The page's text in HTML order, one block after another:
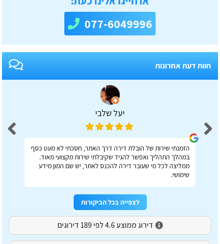
077-6049996
חוות דעת אחרונות
יעל שלבי
הזמנתי שירות של הובלת דירה דרך האתר, חסכתי לא מעט כסף
במהלך התהליך ואפשר להגיד שקיבלתי שירות מקצועי מאוד.
ממליצה לכל מי שעובר דירה להכנס לאתר, יש שם המון מידע
שימושי.
לצפייה בכל הביקורות
דירוג ממוצע 4.6 לפי 189 דירוגים